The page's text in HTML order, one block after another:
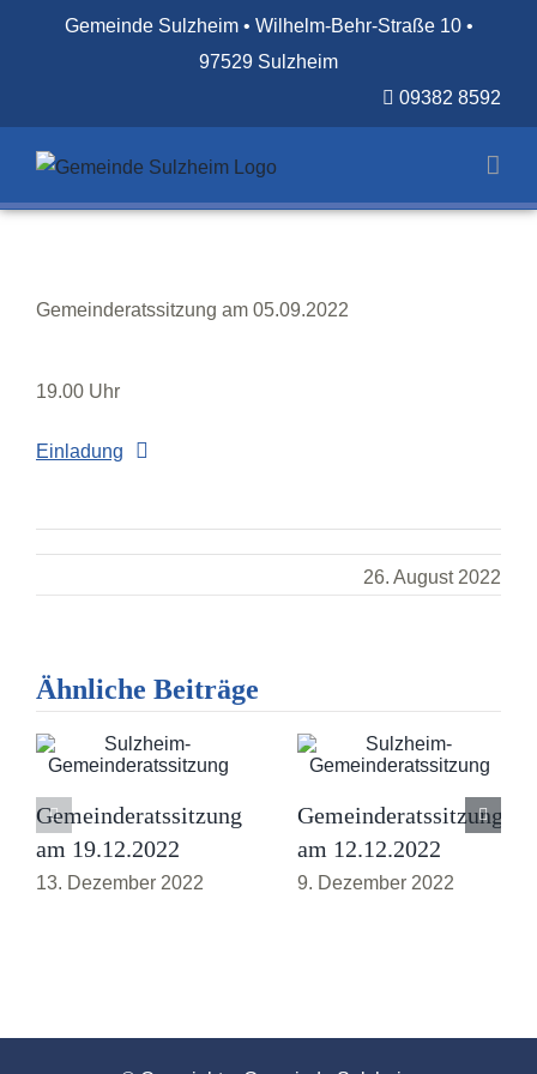
Gemeinde Sulzheim • Wilhelm-Behr-Straße 10 •
97529 Sulzheim
09382 8592
Gemeinderatssitzung am 05.09.2022
19.00 Uhr
Einladung
26. August 2022
Ähnliche Beiträge
Gemeinderatssitzung
am 19.12.2022
13. Dezember 2022
Gemeinderatssitzung
am 12.12.2022
9. Dezember 2022